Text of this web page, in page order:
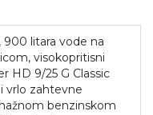
900 litara vode na
visokopritisni
HD 9/25 G Classic
vrlo zahtevne
benzinskom